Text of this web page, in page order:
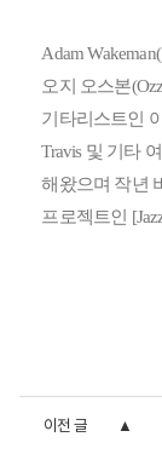
Adam
오지 오스본
기타리스트인
Travis 및 기타
해왔으며 작년
프로젝트인
이전 글